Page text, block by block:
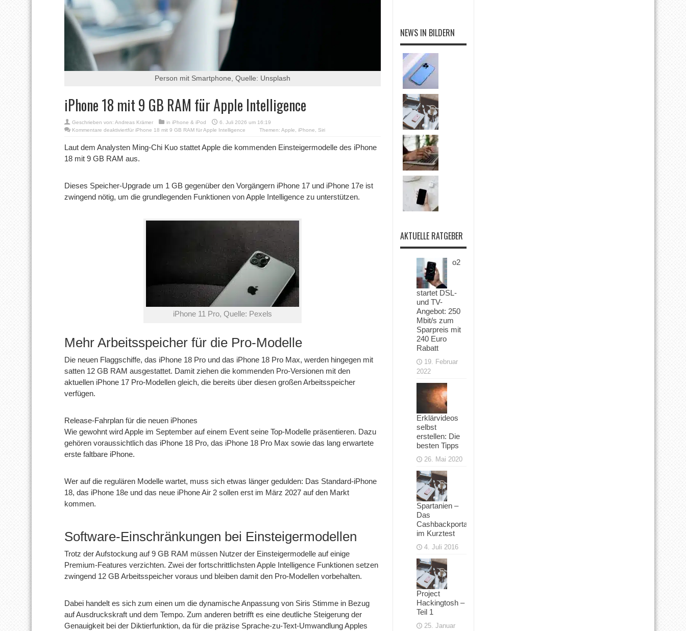
Person mit Smartphone, Quelle: Unsplash
iPhone 18 mit 9 GB RAM für Apple Intelligence
Geschrieben von: Andreas Krämer in iPhone & iPod
6. Juli 2026 um 16:19
Kommentare deaktiviertfür iPhone 18 mit 9 GB RAM für Apple Intelligence Themen: Apple, iPhone, Siri
Laut dem Analysten Ming-Chi Kuo stattet Apple die kommenden Einsteigermodelle des iPhone
18 mit 9 GB RAM aus.
Dieses Speicher-Upgrade um 1 GB gegenüber den Vorgängern iPhone 17 und iPhone 17e ist
zwingend nötig, um die grundlegenden Funktionen von Apple Intelligence zu unterstützen.
iPhone 11 Pro, Quelle: Pexels
Mehr Arbeitsspeicher für die Pro-Modelle
Die neuen Flaggschiffe, das iPhone 18 Pro und das iPhone 18 Pro Max, werden hingegen mit
satten 12 GB RAM ausgestattet. Damit ziehen die kommenden Pro-Versionen mit den
aktuellen iPhone 17 Pro-Modellen gleich, die bereits über diesen großen Arbeitsspeicher
verfügen.
Release-Fahrplan für die neuen iPhones
Wie gewohnt wird Apple im September auf einem Event seine Top-Modelle präsentieren. Dazu
gehören voraussichtlich das iPhone 18 Pro, das iPhone 18 Pro Max sowie das lang erwartete
erste faltbare iPhone.
Wer auf die regulären Modelle wartet, muss sich etwas länger gedulden: Das Standard-iPhone
18, das iPhone 18e und das neue iPhone Air 2 sollen erst im März 2027 auf den Markt
kommen.
Software-Einschränkungen bei Einsteigermodellen
Trotz der Aufstockung auf 9 GB RAM müssen Nutzer der Einsteigermodelle auf einige
Premium-Features verzichten. Zwei der fortschrittlichsten Apple Intelligence Funktionen setzen
zwingend 12 GB Arbeitsspeicher voraus und bleiben damit den Pro-Modellen vorbehalten.
Dabei handelt es sich zum einen um die dynamische Anpassung von Siris Stimme in Bezug
auf Ausdruckskraft und dem Tempo. Zum anderen betrifft es eine deutliche Steigerung der
Genauigkeit bei der Diktierfunktion, da für die präzise Sprache-zu-Text-Umwandlung Apples
NEWS IN BILDERN
AKTUELLE RATGEBER
o2
startet DSL-
und TV-
Angebot: 250
Mbit/s zum
Sparpreis mit
240 Euro
Rabatt
19. Februar
2022
Erklärvideos
selbst
erstellen: Die
besten Tipps
26. Mai 2020
Spartanien –
Das
Cashbackportal
im Kurztest
4. Juli 2016
Project
Hackingtosh –
Teil 1
25. Januar